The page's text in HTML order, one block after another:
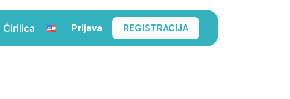
Ćirilica Prijava REGISTRACIJA